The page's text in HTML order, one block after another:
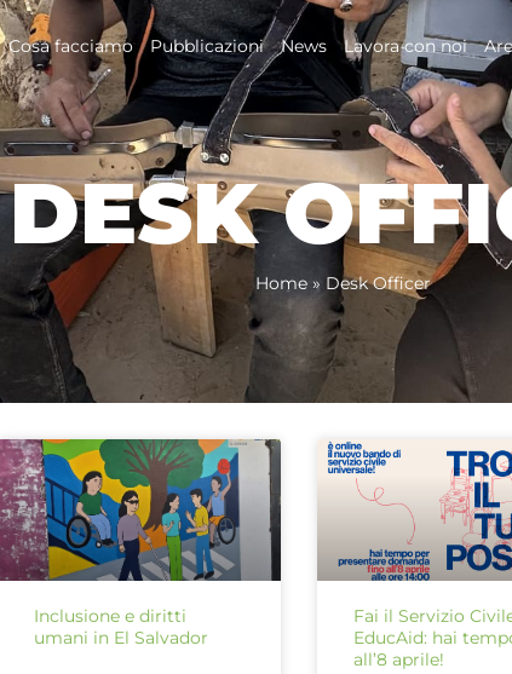
Cosa facciamo Pubblicazioni News Lavora con noi
DESK
Home» Desk Officer
Inclusione e diritti
umani in El Salvador
Fai il Servizio
EducAid: hai
all’8 aprile!